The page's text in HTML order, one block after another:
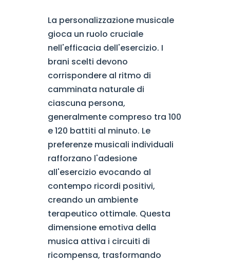
La personalizzazione musicale
gioca un ruolo cruciale
nell'efficacia dell'esercizio. I
brani scelti devono
corrispondere al ritmo di
camminata naturale di
ciascuna persona,
generalmente compreso tra 100
e 120 battiti al minuto. Le
preferenze musicali individuali
rafforzano l'adesione
all'esercizio evocando al
contempo ricordi positivi,
creando un ambiente
terapeutico ottimale. Questa
dimensione emotiva della
musica attiva i circuiti di
ricompensa, trasformando